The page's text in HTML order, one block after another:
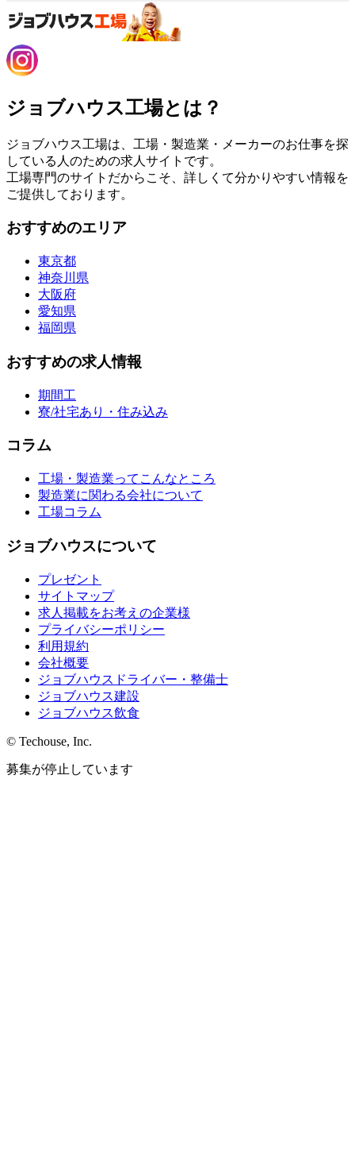
ジョブハウス工場とは？
ジョブハウス工場は、工場・製造業・メーカーのお仕事を探
している人のための求人サイトです。
工場専門のサイトだからこそ、詳しくて分かりやすい情報を
ご提供しております。
おすすめのエリア
東京都
神奈川県
大阪府
愛知県
福岡県
おすすめの求人情報
期間工
寮/社宅あり・住み込み
コラム
工場・製造業ってこんなところ
製造業に関わる会社について
工場コラム
ジョブハウスについて
プレゼント
サイトマップ
求人掲載をお考えの企業様
プライバシーポリシー
利用規約
会社概要
ジョブハウスドライバー・整備士
ジョブハウス建設
ジョブハウス飲食
© Techouse, Inc.
募集が停止しています